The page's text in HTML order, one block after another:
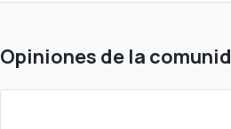
Opiniones de la